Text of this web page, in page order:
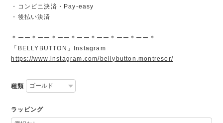
・コンビニ決済・Pay-easy
・後払い決済
＊ーー＊ーー＊ーー＊ーー＊ーー＊ーー＊ーー＊
「BELLYBUTTON」Instagram
https://www.instagram.com/bellybutton.montresor/
種類
ラッピング